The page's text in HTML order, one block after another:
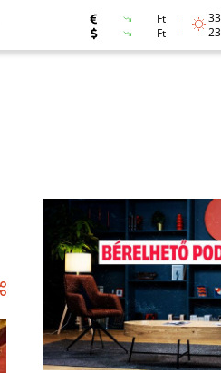
Ft
Ft